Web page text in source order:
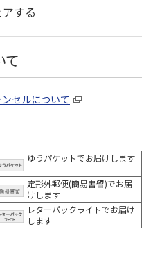
する
て
セルについて
ゆうパケットでお届けします
定形外郵便(簡易書留)でお届
けします
レターパックライトでお届け
します